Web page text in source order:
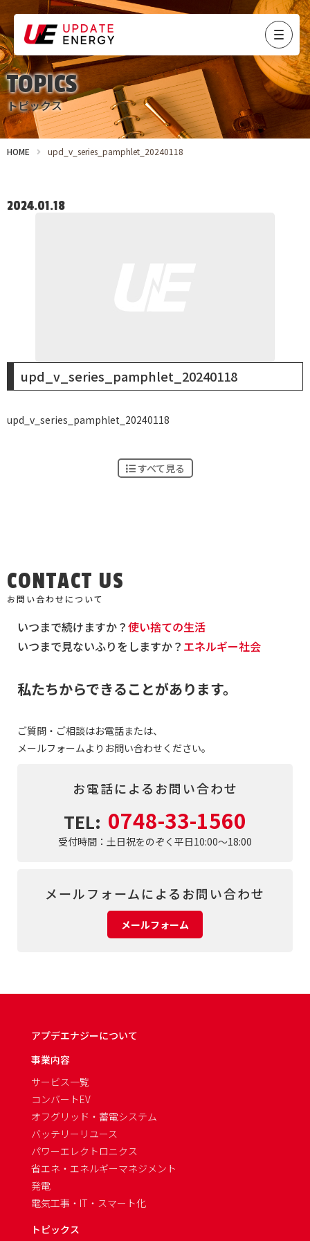
TOPICS
トピックス
HOME upd_v_series_pamphlet_20240118
2024.01.18
upd_v_series_pamphlet_20240118
upd_v_series_pamphlet_20240118
すべて見る
CONTACT US
お問い合わせについて
いつまで続けますか？使い捨ての生活
いつまで見ないふりをしますか？ エネルギー社会
私たちからできることがあります。
ご質問・ご相談はお電話または、
メールフォームよりお問い合わせください。
お電話によるお問い合わせ
TEL: 0748-33-1560
受付時間：土日祝をのぞく平日10:00～18:00
メールフォームによるお問い合わせ
メールフォーム
アプデエナジーについて
事業内容
サービス一覧
コンバートEV
オフグリッド・蓄電システム
バッテリーリユース
パワーエレクトロニクス
省エネ・エネルギーマネジメント
発電
電気工事・IT・スマート化
トピックス